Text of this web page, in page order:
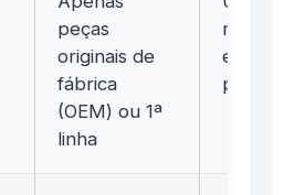
peças
originais de
fábrica
(OEM) ou 1ª
linha
e